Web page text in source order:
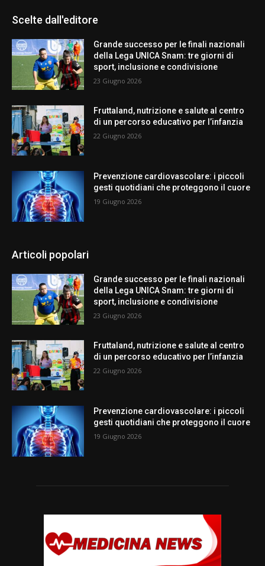
Scelte dall'editore
Grande successo per le finali nazionali
della Lega UNICA Snam: tre giorni di
sport, inclusione e condivisione
23 Giugno 2026
Fruttaland, nutrizione e salute al centro
di un percorso educativo per l’infanzia
22 Giugno 2026
Prevenzione cardiovascolare: i piccoli
gesti quotidiani che proteggono il cuore
19 Giugno 2026
Articoli popolari
Grande successo per le finali nazionali
della Lega UNICA Snam: tre giorni di
sport, inclusione e condivisione
23 Giugno 2026
Fruttaland, nutrizione e salute al centro
di un percorso educativo per l’infanzia
22 Giugno 2026
Prevenzione cardiovascolare: i piccoli
gesti quotidiani che proteggono il cuore
19 Giugno 2026